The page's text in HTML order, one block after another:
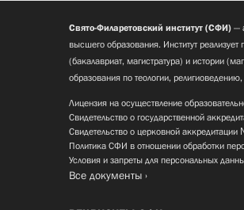
Свято-Филаретовский институт (СФИ) —
высшего образования. Институт
(бакалавриат, магистратура) и истории
образования по теологии,
Лицензия на осуществление
Свидетельство о государственной
Свидетельство о церковной
Политика СФИ в отношении обработки
Условия и запреты для персональных
Все документы